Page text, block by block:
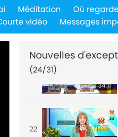
Méditation Où
vidéo Messages
Nouvelles
(24/31)
20
21
34:11
22